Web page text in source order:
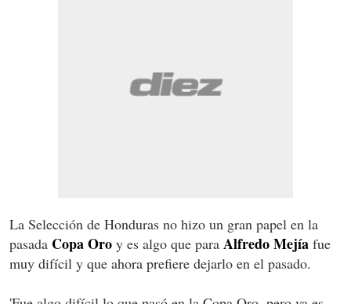
La Selección de Honduras no hizo un gran papel en la
pasada Copa Oro y es algo que para Alfredo Mejía fue
muy difícil y que ahora prefiere dejarlo en el pasado.